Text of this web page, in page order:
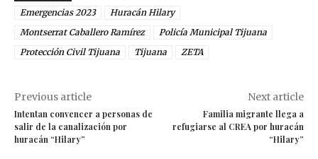
Emergencias 2023
Huracán Hilary
Montserrat Caballero Ramírez
Policía Municipal Tijuana
Protección Civil Tijuana
Tijuana ZETA
Previous article
Intentan convencer a personas de
salir de la canalización por
huracán “Hilary”
Next article
Familia migrante llega a
refugiarse al CREA por huracán
“Hilary”